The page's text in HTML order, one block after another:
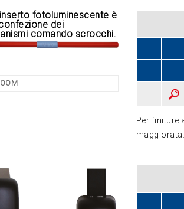
fotoluminescente è
dei
comando scrocchi.
Per finiture